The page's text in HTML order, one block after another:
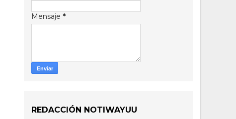
Mensaje *
REDACCIÓN NOTIWAYUU